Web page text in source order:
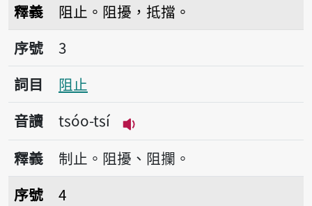
釋義
阻止。阻擾，抵擋。
序號3阻止
序號
3
詞目
阻止
音讀
tsóo-tsí
播放音讀tsóo-tsí
釋義
制止。阻擾、阻攔。
序號4電阻
序號
4